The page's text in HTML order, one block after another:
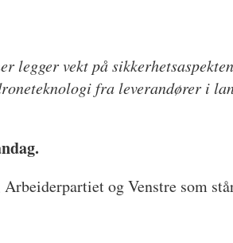
legger vekt på
fra leverandører i
og Venstre som